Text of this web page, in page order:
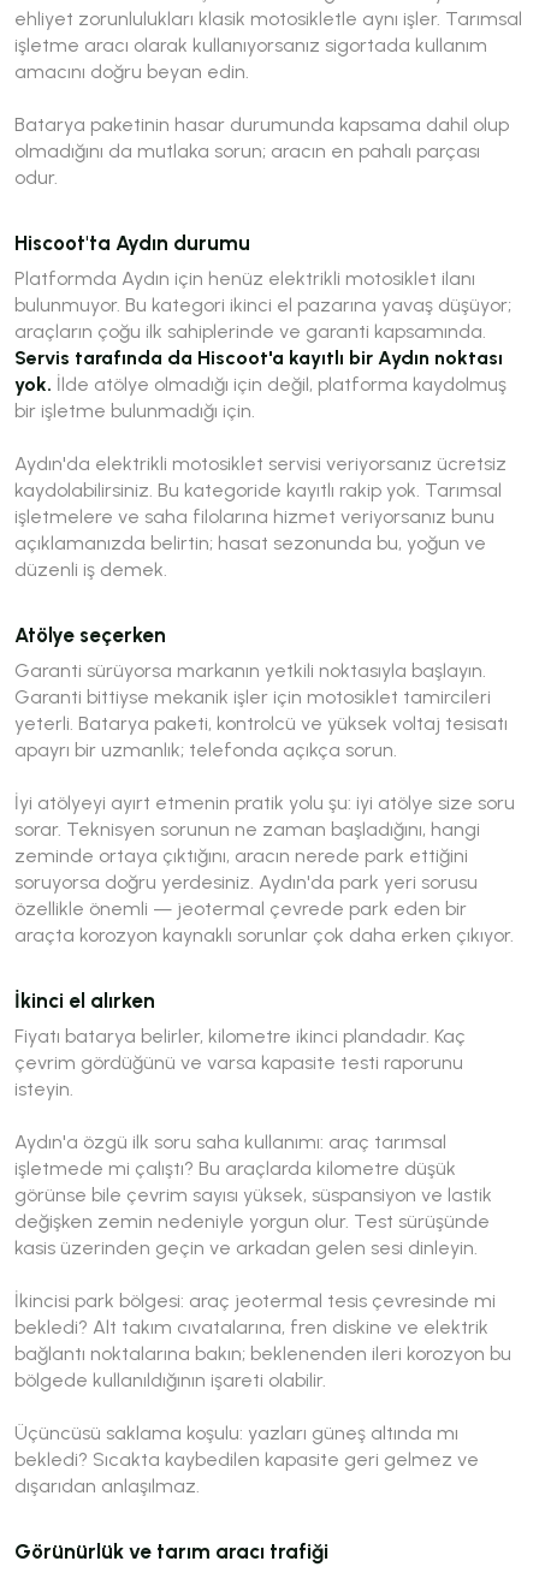
ehliyet zorunlulukları klasik motosikletle aynı işler. Tarımsal
işletme aracı olarak kullanıyorsanız sigortada kullanım
amacını doğru beyan edin.
Batarya paketinin hasar durumunda kapsama dahil olup
olmadığını da mutlaka sorun; aracın en pahalı parçası
odur.
Hiscoot'ta Aydın durumu
Platformda Aydın için henüz elektrikli motosiklet ilanı
bulunmuyor. Bu kategori ikinci el pazarına yavaş düşüyor;
araçların çoğu ilk sahiplerinde ve garanti kapsamında.
Servis tarafında da Hiscoot'a kayıtlı bir Aydın noktası
yok. İlde atölye olmadığı için değil, platforma kaydolmuş
bir işletme bulunmadığı için.
Aydın'da elektrikli motosiklet servisi veriyorsanız ücretsiz
kaydolabilirsiniz. Bu kategoride kayıtlı rakip yok. Tarımsal
işletmelere ve saha filolarına hizmet veriyorsanız bunu
açıklamanızda belirtin; hasat sezonunda bu, yoğun ve
düzenli iş demek.
Atölye seçerken
Garanti sürüyorsa markanın yetkili noktasıyla başlayın.
Garanti bittiyse mekanik işler için motosiklet tamircileri
yeterli. Batarya paketi, kontrolcü ve yüksek voltaj tesisatı
apayrı bir uzmanlık; telefonda açıkça sorun.
İyi atölyeyi ayırt etmenin pratik yolu şu: iyi atölye size soru
sorar. Teknisyen sorunun ne zaman başladığını, hangi
zeminde ortaya çıktığını, aracın nerede park ettiğini
soruyorsa doğru yerdesiniz. Aydın'da park yeri sorusu
özellikle önemli — jeotermal çevrede park eden bir
araçta korozyon kaynaklı sorunlar çok daha erken çıkıyor.
İkinci el alırken
Fiyatı batarya belirler, kilometre ikinci plandadır. Kaç
çevrim gördüğünü ve varsa kapasite testi raporunu
isteyin.
Aydın'a özgü ilk soru saha kullanımı: araç tarımsal
işletmede mi çalıştı? Bu araçlarda kilometre düşük
görünse bile çevrim sayısı yüksek, süspansiyon ve lastik
değişken zemin nedeniyle yorgun olur. Test sürüşünde
kasis üzerinden geçin ve arkadan gelen sesi dinleyin.
İkincisi park bölgesi: araç jeotermal tesis çevresinde mi
bekledi? Alt takım cıvatalarına, fren diskine ve elektrik
bağlantı noktalarına bakın; beklenenden ileri korozyon bu
bölgede kullanıldığının işareti olabilir.
Üçüncüsü saklama koşulu: yazları güneş altında mı
bekledi? Sıcakta kaybedilen kapasite geri gelmez ve
dışarıdan anlaşılmaz.
Görünürlük ve tarım aracı trafiği